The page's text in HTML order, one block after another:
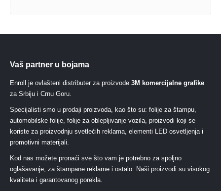
Vaš partner u bojama
Enroll je ovlašteni distributer za proizvode 3M komercijalne grafike
za Srbiju i Crnu Goru.
Specijalisti smo u prodaji proizvoda, kao što su: folije za štampu,
automobilske folije, folije za oblepljivanje vozila, proizvodi koji se
koriste za proizvodnju svetlećih reklama, elementi LED osvetljenja i
promotivni materijali.
Kod nas možete pronaći sve što vam je potrebno za spoljno
oglašavanje, za štampane reklame i ostalo. Naši proizvodi su visokog
kvaliteta i garantovanog porekla.